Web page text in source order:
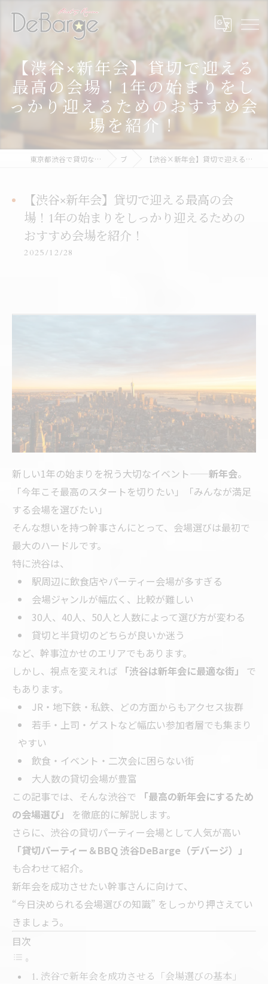
【渋谷×新年会】貸切で迎える
最高の会場！1年の始まりをし
っかり迎えるためのおすすめ会
場を紹介！
東京都渋谷で貸切なら渋谷貸切パーティー＆BBQデバージ - DeBarge ブログ 【渋谷×新年会】貸切で迎える最高の会場！1年の始まりをしっかり迎えるためのおすすめ会場を紹介！
【渋谷×新年会】貸切で迎える最高の会
場！1年の始まりをしっかり迎えるための
おすすめ会場を紹介！
2025/12/28
新しい1年の始まりを祝う大切なイベント——新年会。
「今年こそ最高のスタートを切りたい」「みんなが満足
する会場を選びたい」
そんな想いを持つ幹事さんにとって、会場選びは最初で
最大のハードルです。
特に渋谷は、
駅周辺に飲食店やパーティー会場が多すぎる
会場ジャンルが幅広く、比較が難しい
30人、40人、50人と人数によって選び方が変わる
貸切と半貸切のどちらが良いか迷う
など、幹事泣かせのエリアでもあります。
しかし、視点を変えれば 「渋谷は新年会に最適な街」
で
もあります。
JR・地下鉄・私鉄、どの方面からもアクセス抜群
若手・上司・ゲストなど幅広い参加者層でも集まり
やすい
飲食・イベント・二次会に困らない街
大人数の貸切会場が豊富
この記事では、そんな渋谷で
「最高の新年会にするため
の会場選び」
を徹底的に解説します。
さらに、渋谷の貸切パーティー会場として人気が高い
「貸切パーティー＆BBQ 渋谷DeBarge（デバージ）」
も合わせて紹介。
新年会を成功させたい幹事さんに向けて、
“今日決められる会場選びの知識” をしっかり押さえてい
きましょう。
目次
1. 渋谷で新年会を成功させる「会場選びの基本」